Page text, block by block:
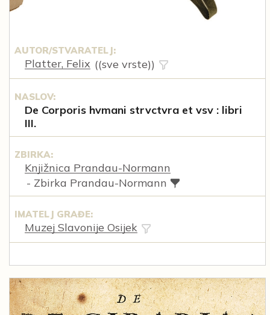
AUTOR/STVARATELJ:
Platter, Felix ((sve vrste))
NASLOV:
De Corporis hvmani strvctvra et vsv : libri
III.
ZBIRKA:
Knjižnica Prandau-Normann
- Zbirka Prandau-Normann
IMATELJ GRAĐE:
Muzej Slavonije Osijek